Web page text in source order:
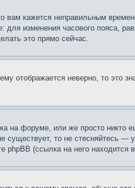
кажется неправильным
изменения часового пояса,
это прямо сейчас.
отображается неверно, то это
на форуме, или же просто
существует, то не стесняйтесь —
(ссылка на него находится